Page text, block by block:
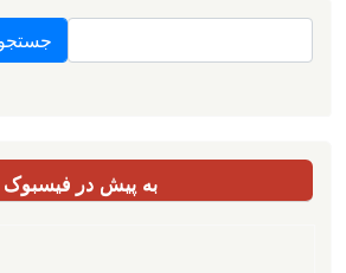
جستجو
به پیش در فیسبوک